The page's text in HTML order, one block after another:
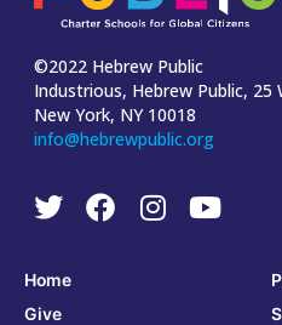
©2022 Hebrew Public
Industrious, Hebrew Public,
New York, NY 10018
info@hebrewpublic.org
Home
Give